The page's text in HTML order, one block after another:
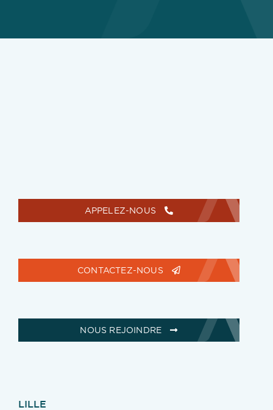
APPELEZ-NOUS
CONTACTEZ-NOUS
NOUS REJOINDRE
LILLE